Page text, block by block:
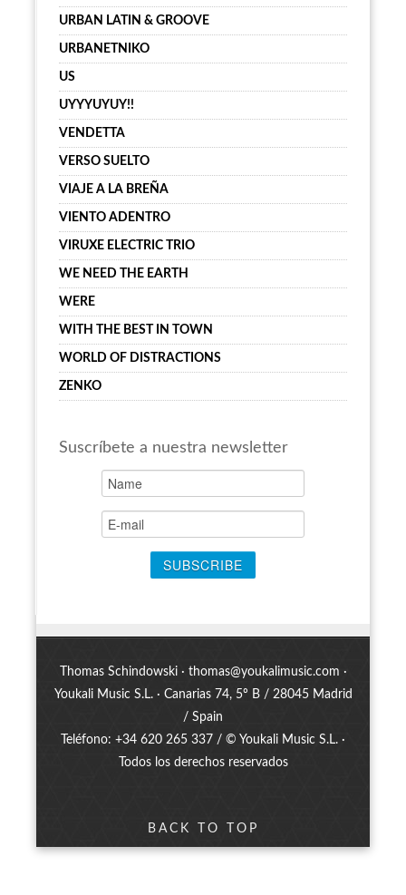
URBAN LATIN & GROOVE
URBANETNIKO
US
UYYYUYUY!!
VENDETTA
VERSO SUELTO
VIAJE A LA BREÑA
VIENTO ADENTRO
VIRUXE ELECTRIC TRIO
WE NEED THE EARTH
WERE
WITH THE BEST IN TOWN
WORLD OF DISTRACTIONS
ZENKO
Suscríbete a nuestra newsletter
Thomas Schindowski · thomas@youkalimusic.com ·
Youkali Music S.L. · Canarias 74, 5º B / 28045 Madrid
/ Spain
Teléfono: +34 620 265 337 / © Youkali Music S.L. ·
Todos los derechos reservados
BACK TO TOP